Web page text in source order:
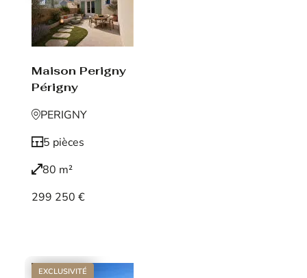
Maison Perigny
Périgny
PERIGNY
5 pièces
80 m²
299 250 €
EXCLUSIVITÉ